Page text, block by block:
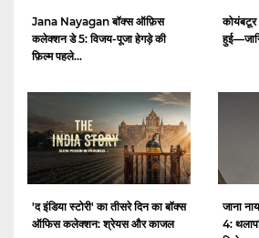
Jana Nayagan बॉक्स ऑफ़िस
कलेक्शन डे 5: विजय-पूजा हेगड़े की
फ़िल्म पहले...
कोयंबटूर
'द इंडिया स्टोरी' का तीसरे दिन का बॉक्स
ऑफिस कलेक्शन: श्रेयस और काजल
जाना
4: